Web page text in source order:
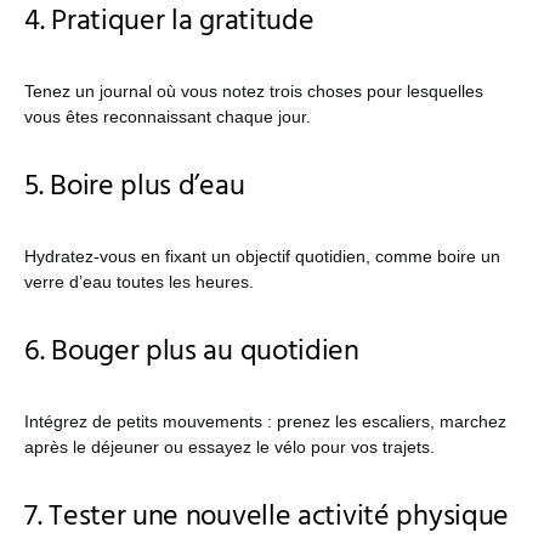
4. Pratiquer la gratitude
Tenez un journal où vous notez trois choses pour lesquelles
vous êtes reconnaissant chaque jour.
5. Boire plus d’eau
Hydratez-vous en fixant un objectif quotidien, comme boire un
verre d’eau toutes les heures.
6. Bouger plus au quotidien
Intégrez de petits mouvements : prenez les escaliers, marchez
après le déjeuner ou essayez le vélo pour vos trajets.
7. Tester une nouvelle activité physique